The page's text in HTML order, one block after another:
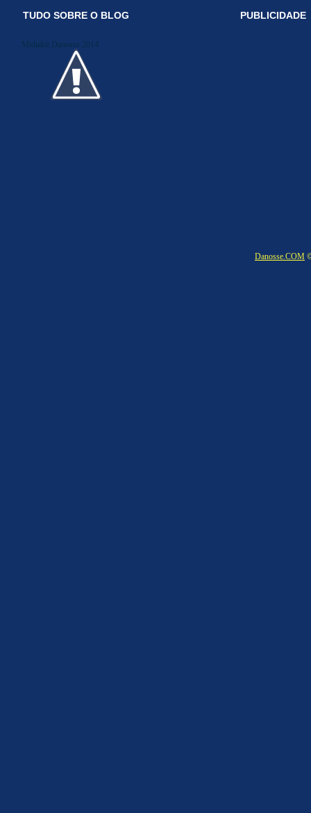
TUDO SOBRE O BLOG
Midiakit Danosse 2014
PUBLICIDADE
Danosse.COM